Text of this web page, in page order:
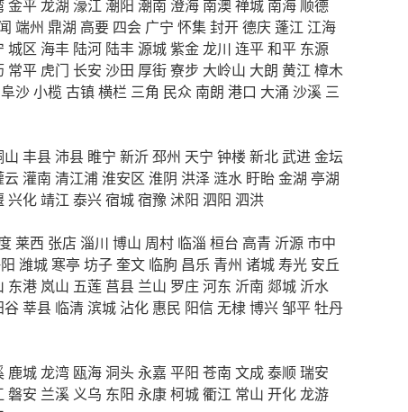
金平龙湖 濠江 潮阳 潮南 澄海 南澳禅城 南海 顺德
端州 鼎湖 高要 四会 广宁 怀集封开德庆 蓬江 江海
城区 海丰 陆河 陆丰源城紫金龙川 连平和平 东源
常平 虎门 长安 沙田 厚街寮步 大岭山 大朗 黄江 樟木
阜沙小榄 古镇横栏 三角 民众 南朗 港口 大涌 沙溪 三
山 丰县 沛县 睢宁 新沂邳州 天宁 钟楼 新北武进金坛
云灌南 清江浦淮安区 淮阴 洪泽 涟水 盱眙金湖 亭湖
兴化靖江 泰兴宿城宿豫 沭阳 泗阳 泗洪
莱西 张店 淄川 博山 周村 临淄 桓台 高青 沂源市中
潍城 寒亭 坊子奎文 临朐 昌乐 青州 诸城寿光 安丘
东港 岚山 五莲 莒县 兰山 罗庄河东 沂南 郯城 沂水
谷莘县 临清滨城 沾化 惠民 阳信无棣博兴邹平牡丹
鹿城龙湾 瓯海洞头 永嘉 平阳 苍南 文成泰顺瑞安
磐安 兰溪 义乌 东阳 永康柯城衢江 常山 开化龙游